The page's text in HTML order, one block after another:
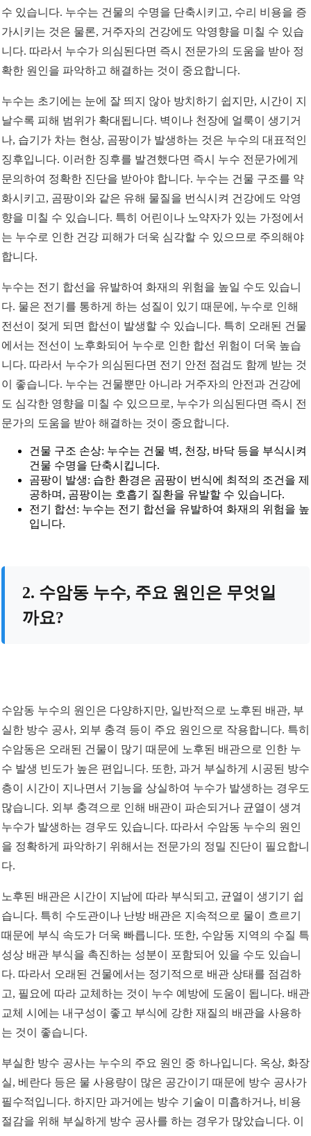
수 있습니다. 누수는 건물의 수명을 단축시키고, 수리 비용을 증
가시키는 것은 물론, 거주자의 건강에도 악영향을 미칠 수 있습
니다. 따라서 누수가 의심된다면 즉시 전문가의 도움을 받아 정
확한 원인을 파악하고 해결하는 것이 중요합니다.
누수는 초기에는 눈에 잘 띄지 않아 방치하기 쉽지만, 시간이 지
날수록 피해 범위가 확대됩니다. 벽이나 천장에 얼룩이 생기거
나, 습기가 차는 현상, 곰팡이가 발생하는 것은 누수의 대표적인
징후입니다. 이러한 징후를 발견했다면 즉시 누수 전문가에게
문의하여 정확한 진단을 받아야 합니다. 누수는 건물 구조를 약
화시키고, 곰팡이와 같은 유해 물질을 번식시켜 건강에도 악영
향을 미칠 수 있습니다. 특히 어린이나 노약자가 있는 가정에서
는 누수로 인한 건강 피해가 더욱 심각할 수 있으므로 주의해야
합니다.
누수는 전기 합선을 유발하여 화재의 위험을 높일 수도 있습니
다. 물은 전기를 통하게 하는 성질이 있기 때문에, 누수로 인해
전선이 젖게 되면 합선이 발생할 수 있습니다. 특히 오래된 건물
에서는 전선이 노후화되어 누수로 인한 합선 위험이 더욱 높습
니다. 따라서 누수가 의심된다면 전기 안전 점검도 함께 받는 것
이 좋습니다. 누수는 건물뿐만 아니라 거주자의 안전과 건강에
도 심각한 영향을 미칠 수 있으므로, 누수가 의심된다면 즉시 전
문가의 도움을 받아 해결하는 것이 중요합니다.
건물 구조 손상: 누수는 건물 벽, 천장, 바닥 등을 부식시켜
건물 수명을 단축시킵니다.
곰팡이 발생: 습한 환경은 곰팡이 번식에 최적의 조건을 제
공하며, 곰팡이는 호흡기 질환을 유발할 수 있습니다.
전기 합선: 누수는 전기 합선을 유발하여 화재의 위험을 높
입니다.
2. 수암동 누수, 주요 원인은 무엇일
까요?
수암동 누수의 원인은 다양하지만, 일반적으로 노후된 배관, 부
실한 방수 공사, 외부 충격 등이 주요 원인으로 작용합니다. 특히
수암동은 오래된 건물이 많기 때문에 노후된 배관으로 인한 누
수 발생 빈도가 높은 편입니다. 또한, 과거 부실하게 시공된 방수
층이 시간이 지나면서 기능을 상실하여 누수가 발생하는 경우도
많습니다. 외부 충격으로 인해 배관이 파손되거나 균열이 생겨
누수가 발생하는 경우도 있습니다. 따라서 수암동 누수의 원인
을 정확하게 파악하기 위해서는 전문가의 정밀 진단이 필요합니
다.
노후된 배관은 시간이 지남에 따라 부식되고, 균열이 생기기 쉽
습니다. 특히 수도관이나 난방 배관은 지속적으로 물이 흐르기
때문에 부식 속도가 더욱 빠릅니다. 또한, 수암동 지역의 수질 특
성상 배관 부식을 촉진하는 성분이 포함되어 있을 수도 있습니
다. 따라서 오래된 건물에서는 정기적으로 배관 상태를 점검하
고, 필요에 따라 교체하는 것이 누수 예방에 도움이 됩니다. 배관
교체 시에는 내구성이 좋고 부식에 강한 재질의 배관을 사용하
는 것이 좋습니다.
부실한 방수 공사는 누수의 주요 원인 중 하나입니다. 옥상, 화장
실, 베란다 등은 물 사용량이 많은 공간이기 때문에 방수 공사가
필수적입니다. 하지만 과거에는 방수 기술이 미흡하거나, 비용
절감을 위해 부실하게 방수 공사를 하는 경우가 많았습니다. 이